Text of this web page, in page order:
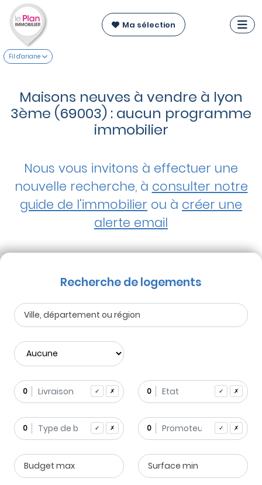
Ma sélection
Fil d'ariane
Maisons neuves à vendre à lyon
3ème (69003) : aucun programme
immobilier
Nous vous invitons à effectuer une
nouvelle recherche, à consulter notre
guide de l'immobilier ou à créer une
alerte email
Recherche de logements
0 ✓ ✗ 0 ✓ ✗
0 ✓ ✗ 0 ✓ ✗